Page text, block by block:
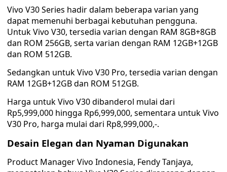
Vivo V30 Series hadir dalam beberapa varian yang
dapat memenuhi berbagai kebutuhan pengguna.
Untuk Vivo V30, tersedia varian dengan RAM 8GB+8GB
dan ROM 256GB, serta varian dengan RAM 12GB+12GB
dan ROM 512GB.
Sedangkan untuk Vivo V30 Pro, tersedia varian dengan
RAM 12GB+12GB dan ROM 512GB.
Harga untuk Vivo V30 dibanderol mulai dari
Rp5,999,000 hingga Rp6,999,000, sementara untuk Vivo
V30 Pro, harga mulai dari Rp8,999,000,-.
Desain Elegan dan Nyaman Digunakan
Product Manager Vivo Indonesia, Fendy Tanjaya,